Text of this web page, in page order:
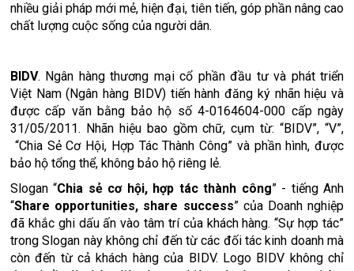
nhiều giải pháp mới mẻ, hiện đại, tiên tiến, góp phần nâng cao
chất lượng cuộc sống của người dân.
BIDV. Ngân hàng thương mại cổ phần đầu tư và phát triển
Việt Nam (Ngân hàng BIDV) tiến hành đăng ký nhãn hiệu và
được cấp văn bằng bảo hộ số 4-0164604-000 cấp ngày
31/05/2011. Nhãn hiệu bao gồm chữ, cụm từ: “BIDV”, “V”,
“Chia Sẻ Cơ Hội, Hợp Tác Thành Công” và phần hình, được
bảo hộ tổng thể, không bảo hộ riêng lẻ.
Slogan “Chia sẻ cơ hội, hợp tác thành công” - tiếng Anh
“Share opportunities, share success” của Doanh nghiệp
đã khắc ghi dấu ấn vào tâm trí của khách hàng. “Sự hợp tác”
trong Slogan này không chỉ đến từ các đối tác kinh doanh mà
còn đến từ cả khách hàng của BIDV. Logo BIDV không chỉ